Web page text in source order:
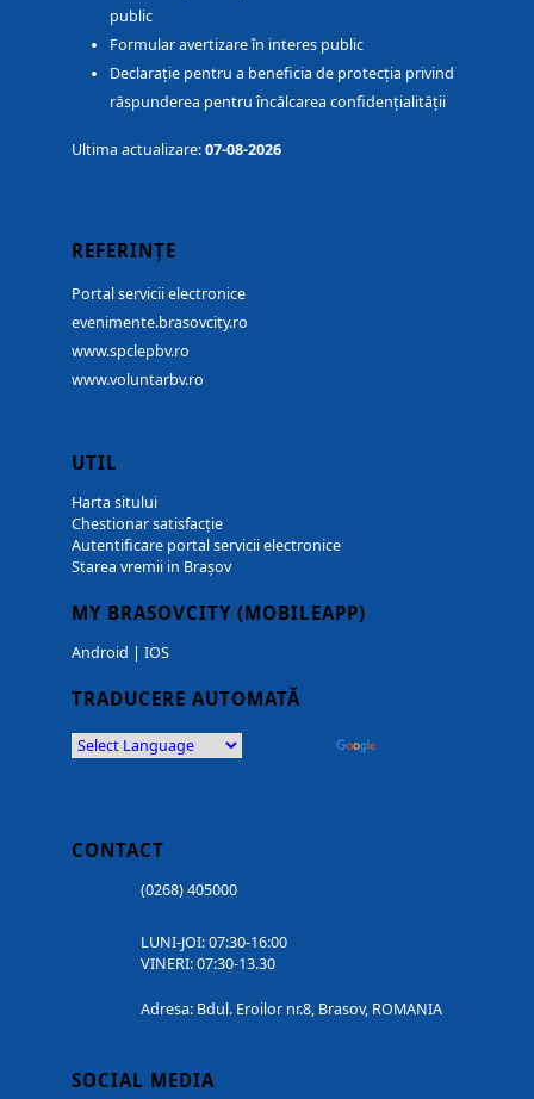
public
Formular avertizare în interes public
Declarație pentru a beneficia de protecția privind
răspunderea pentru încălcarea confidențialității
Ultima actualizare:07-08-2026
REFERINȚE
Portal servicii electronice
evenimente.brasovcity.ro
www.spclepbv.ro
www.voluntarbv.ro
UTIL
Harta sitului
Chestionar satisfacție
Autentificare portal servicii electronice
Starea vremii in Brașov
MY BRASOVCITY (MOBILEAPP)
Android | IOS
TRADUCERE AUTOMATĂ
CONTACT
(0268) 405000
LUNI-JOI: 07:30-16:00
VINERI: 07:30-13.30
Adresa: Bdul. Eroilor nr.8, Brasov, ROMANIA
SOCIAL MEDIA